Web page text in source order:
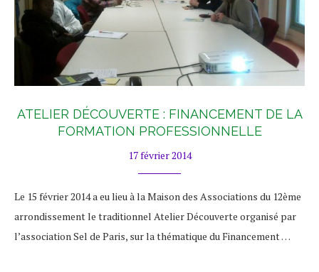
ATELIER DÉCOUVERTE : FINANCEMENT DE LA
FORMATION PROFESSIONNELLE
17 février 2014
Le 15 février 2014 a eu lieu à la Maison des Associations du 12ème
arrondissement le traditionnel Atelier Découverte organisé par
l’association Sel de Paris, sur la thématique du Financement …